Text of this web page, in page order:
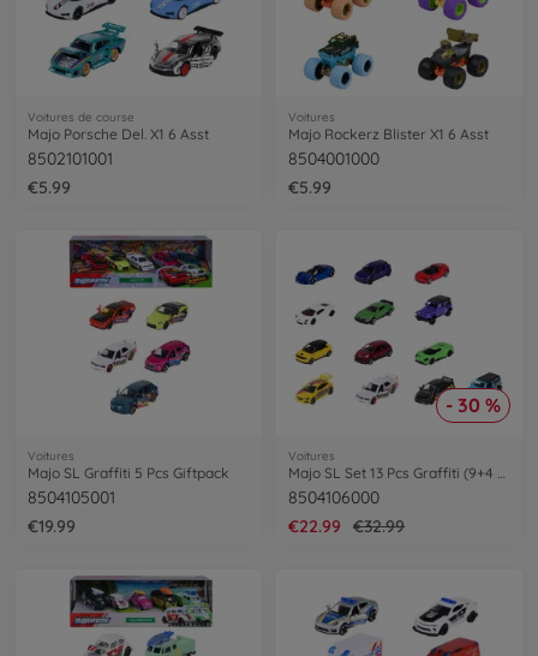
Voitures de course
Majo Porsche Del. X1 6 Asst
8502101001
€5.99
Voitures
Majo Rockerz Blister X1 6 Asst
8504001000
€5.99
Voitures
Majo SL Graffiti 5 Pcs Giftpack
8504105001
€19.99
- 30 %
Voitures
Majo SL Set 13 Pcs Graffiti (9+4 EXCLUSI
8504106000
€22.99
€32.99